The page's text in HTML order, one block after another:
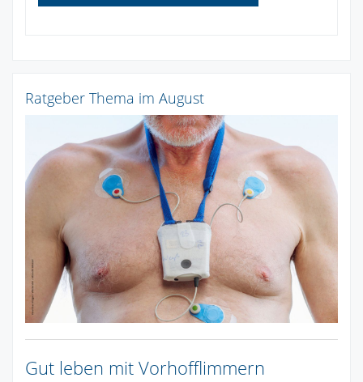
Ratgeber Thema im August
Gut leben mit Vorhofflimmern